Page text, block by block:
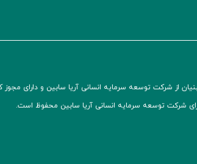
از شرکت توسعه سرمایه انسانی آریا سابین و دارای مجوز
شرکت توسعه سرمایه انسانی آریا سابین محفوظ است.